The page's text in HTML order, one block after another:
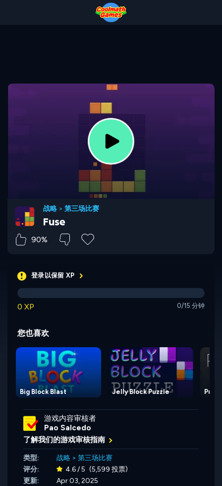
战略 > 第三场比赛
Fuse
90%
登录以保留 XP
0 XP 0/15 分钟
您也喜欢
Big Block Blast Jelly Block Puzzle
游戏内容审核者
Pao Salcedo
了解我们的游戏审核指南
类型: 战略 > 第三场比赛
评分:
4.6 / 5 (5,599 投票)
更新:
Apr 03, 2025